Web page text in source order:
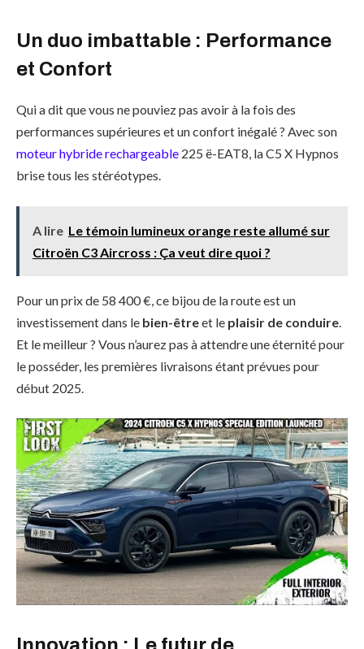
Un duo imbattable : Performance
et Confort
Qui a dit que vous ne pouviez pas avoir à la fois des
performances supérieures et un confort inégalé ? Avec son
moteur hybride rechargeable 225 ë-EAT8, la C5 X Hypnos
brise tous les stéréotypes.
A lire Le témoin lumineux orange reste allumé sur
Citroën C3 Aircross : Ça veut dire quoi ?
Pour un prix de 58 400 €, ce bijou de la route est un
investissement dans le bien-êtreet le plaisir de conduire
Et le meilleur ? Vous n’aurez pas à attendre une éternité pour
le posséder, les premières livraisons étant prévues pour
début 2025.
Innovation : Le futur de